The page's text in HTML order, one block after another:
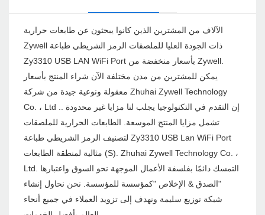
الآلاف من المشترين الذين كانوا يبحثون عن طابعات حرارية
Zywell ذات الجودة العليا للملصقات الرمز الشريطي طباعة
Zy3310 USB LAN WiFi Port بأسعار منخفضة من Zywell.
يمكن للمشترين من مدن مختلفة الآن شراء المنتج بأسعار
معقولة ونوعية جيدة من شركة Zhuhai Zywell Technology
Co. ، Ltd .. إن التقدم في التكنولوجيا يجلب لنا مزايا غير محدودة
تشمل مزايا المنتج الموسعة. الطابعات الحرارية للملصقات
لتصنيف الرمز الشريطي طباعة Zy3310 USB Lan WiFi Port
مثالية لمنطقة الطابعات (S). Zhuhai Zywell Technology Co. ،
Ltd. التمسك دائمًا بفلسفة الأعمال الموجهة نحو السوق واعتبارها
"الصدق & الإخلاص "كمؤسسة للمؤسسة. نحن نحاول إنشاء
شبكة توزيع سليمة ونهدف إلى تزويد العملاء في جميع أنحاء